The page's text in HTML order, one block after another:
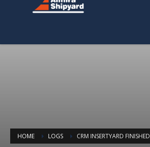
HOME LOGS CRM INSERTYARD FINISHED